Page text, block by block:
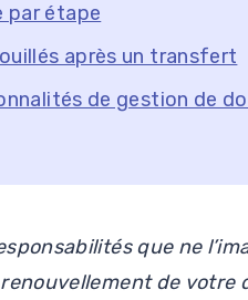
par étape
après un transfert
de gestion de
que ne
de votre